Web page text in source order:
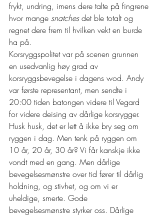
frykt, undring, imens dere talte på fingrene
hvor mange snatches det ble totalt og
regnet dere frem til hvilken vekt en burde
ha på.
Korsryggspolitet var på scenen grunnen
en usedvanlig høy grad av
korsryggsbevegelse i dagens wod. Andy
var første representant, men sendte i
20:00 tiden batongen videre til Vegard
for videre deising av dårlige korsrygger.
Husk husk, det er lett å ikke bry seg om
ryggen i dag. Men tenk på ryggen om
10 år, 20 år, 30 år? Vi får kanskje ikke
vondt med en gang. Men dårlige
bevegelsesmønstre over tid fører til dårlig
holdning, og stivhet, og om vi er
uheldige, smerte. Gode
bevegelsesmønstre styrker oss. Dårlige